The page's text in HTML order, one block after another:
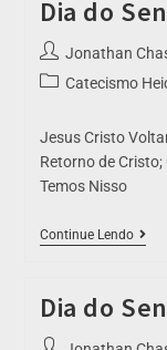
Dia do
Jonathan
Catecismo
Jesus Cristo
Retorno de
Temos Nisso
Continue Lendo
Dia do